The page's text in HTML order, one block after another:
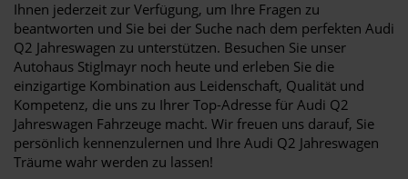
Ihnen jederzeit zur Verfügung, um Ihre Fragen zu
beantworten und Sie bei der Suche nach dem perfekten Audi
Q2 Jahreswagen zu unterstützen. Besuchen Sie unser
Autohaus Stiglmayr noch heute und erleben Sie die
einzigartige Kombination aus Leidenschaft, Qualität und
Kompetenz, die uns zu Ihrer Top-Adresse für Audi Q2
Jahreswagen Fahrzeuge macht. Wir freuen uns darauf, Sie
persönlich kennenzulernen und Ihre Audi Q2 Jahreswagen
Träume wahr werden zu lassen!